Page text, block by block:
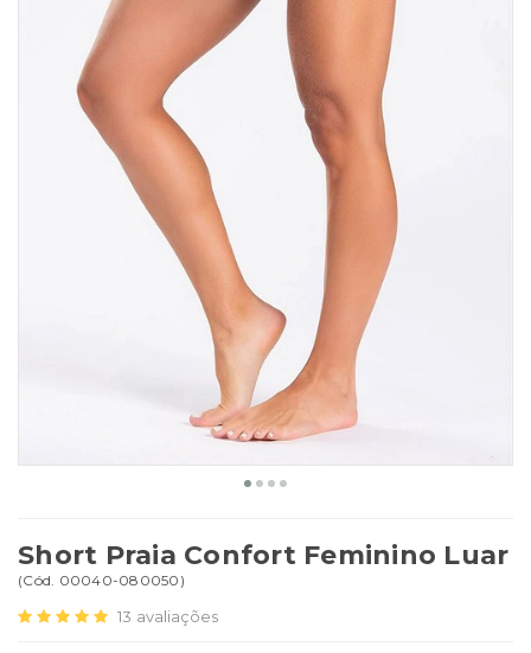
Short Praia Confort Feminino Luar
(Cód. 00040-080050 )
13 avaliações